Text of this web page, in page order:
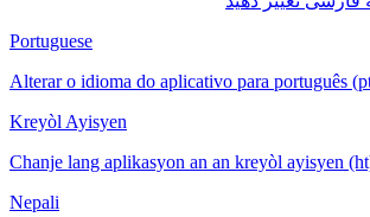
Portuguese
Alterar o idioma do aplicativo para português
Kreyòl Ayisyen
Chanje lang aplikasyon an an kreyòl ayisyen
Nepali